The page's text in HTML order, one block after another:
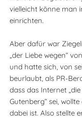
vielleicht könne man
einrichten.
Aber dafür war
„der Liebe wegen“
und hatte sich, von
beurlaubt, als PR-
dass das Internet
Gutenberg“ sei,
dabei ist. Also stellte